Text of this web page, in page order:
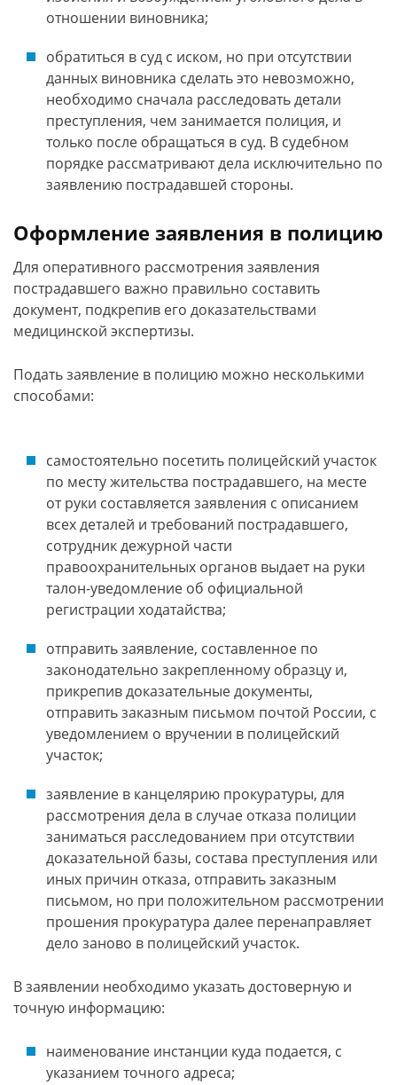
отношении виновника;
обратиться в суд с иском, но при отсутствии
данных виновника сделать это невозможно,
необходимо сначала расследовать детали
преступления, чем занимается полиция, и
только после обращаться в суд. В судебном
порядке рассматривают дела исключительно по
заявлению пострадавшей стороны.
Оформление заявления в полицию
Для оперативного рассмотрения заявления
пострадавшего важно правильно составить
документ, подкрепив его доказательствами
медицинской экспертизы.
Подать заявление в полицию можно несколькими
способами:
самостоятельно посетить полицейский участок
по месту жительства пострадавшего, на месте
от руки составляется заявления с описанием
всех деталей и требований пострадавшего,
сотрудник дежурной части
правоохранительных органов выдает на руки
талон-уведомление об официальной
регистрации ходатайства;
отправить заявление, составленное по
законодательно закрепленному образцу и,
прикрепив доказательные документы,
отправить заказным письмом почтой России, с
уведомлением о вручении в полицейский
участок;
заявление в канцелярию прокуратуры, для
рассмотрения дела в случае отказа полиции
заниматься расследованием при отсутствии
доказательной базы, состава преступления или
иных причин отказа, отправить заказным
письмом, но при положительном рассмотрении
прошения прокуратура далее перенаправляет
дело заново в полицейский участок.
В заявлении необходимо указать достоверную и
точную информацию:
наименование инстанции куда подается, с
указанием точного адреса;